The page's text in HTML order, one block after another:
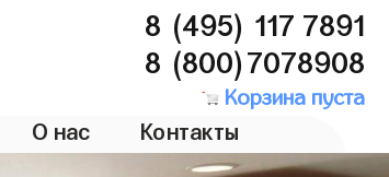
8 (495) 117 7891
8 (800)7078908
Корзина пуста
О нас Контакты